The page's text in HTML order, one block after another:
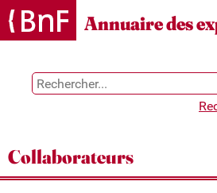
Gestion des cookies
Annuaire des
Collaborateurs